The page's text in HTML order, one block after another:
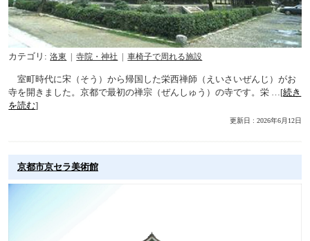
カテゴリ 洛東 寺院・神社 車椅子で周れる施設
室町時代に宋（そう）から帰国した栄西禅師（えいさいぜんじ）がお
寺を開きました。京都で最初の禅宗（ぜんしゅう）の寺です。栄 …[続き
を読む]
更新日 : 2026年6月12日
京都市京セラ美術館